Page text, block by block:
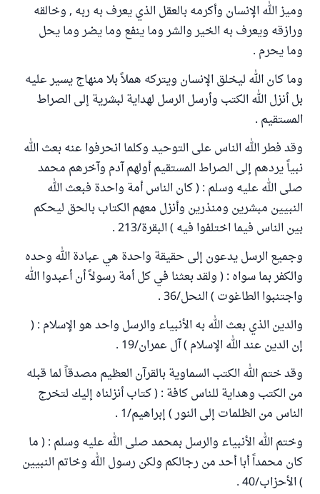
وميز الله الإنسان وأكرمه بالعقل الذي يعرف به ربه , وخالقه
ورازقه ويعرف به الخير والشر وما ينفع وما يضر وما يحل
وما يحرم .
وما كان الله ليخلق الإنسان ويتركه هملاً بلا منهاج يسير عليه
بل أنزل الله الكتب وأرسل الرسل لهداية لبشرية إلى الصراط
المستقيم .
وقد فطر الله الناس على التوحيد وكلما انحرفوا عنه بعث الله
نبياً يردهم إلى الصراط المستقيم أولهم آدم وآخرهم محمد
صلى الله عليه وسلم : ( كان الناس أمة واحدة فبعث الله
النبيين مبشرين ومنذرين وأنزل معهم الكتاب بالحق ليحكم
بين الناس فيما اختلفوا فيه ) البقرة/213 .
وجميع الرسل يدعون إلى حقيقة واحدة هي عبادة الله وحده
والكفر بما سواه : ( ولقد بعثنا في كل أمة رسولاً أن أعبدوا الله
واجتنبوا الطاغوت ) النحل/36 .
والدين الذي بعث الله به الأنبياء والرسل واحد هو الإسلام : (
إن الدين عند الله الإسلام ) آل عمران/19 .
وقد ختم الله الكتب السماوية بالقرآن العظيم مصدقاً لما قبله
من الكتب وهداية للناس كافة : ( كتاب أنزلناه إليك لتخرج
الناس من الظلمات إلى النور ) إبراهيم/1 .
وختم الله الأنبياء والرسل بمحمد صلى الله عليه وسلم : ( ما
كان محمداً أبا أحد من رجالكم ولكن رسول الله وخاتم النبيين
) الأحزاب/40 .